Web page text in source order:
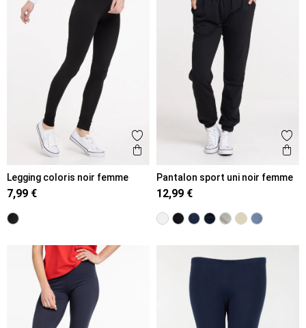
Ajouter aux favoris
Aperçu rapide
Legging coloris noir femme
7,99 €
Pantalon sport uni noir femme
12,99 €